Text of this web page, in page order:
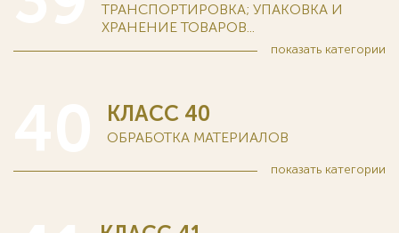
ТРАНСПОРТИРОВКА; УПАКОВКА И
ХРАНЕНИЕ ТОВАРОВ...
показать категории
КЛАСС 40
ОБРАБОТКА МАТЕРИАЛОВ
показать категории